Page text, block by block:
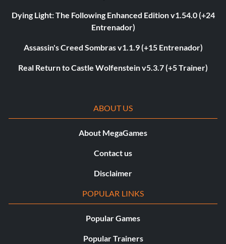
Dying Light: The Following Enhanced Edition v1.54.0 (+24
Entrenador)
Assassin's Creed Sombras v1.1.9 (+15 Entrenador)
Real Return to Castle Wolfenstein v5.3.7 (+5 Trainer)
ABOUT US
About MegaGames
Contact us
Disclaimer
POPULAR LINKS
Popular Games
Popular Trainers